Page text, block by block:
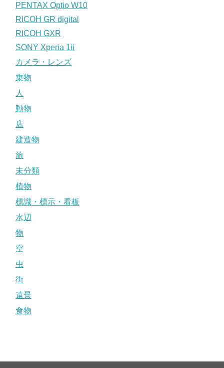
PENTAX Optio W10
RICOH GR digital
RICOH GXR
SONY Xperia 1ii
カメラ・レンズ
乗物
人
動物
店
建造物
旅
未分類
植物
標識・標示・看板
水辺
物
空
虫
街
遠景
食物